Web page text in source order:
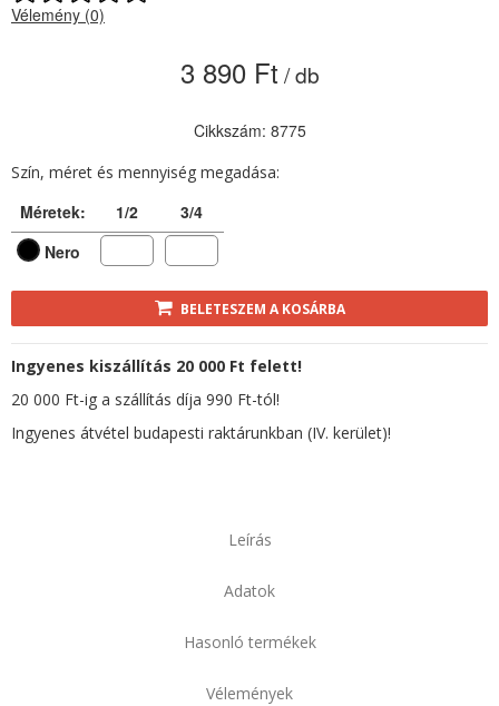
Vélemény (0)
3 890 Ft / db
Cikkszám: 8775
Szín, méret és mennyiség megadása:
Méretek: 1/2
3/4
Nero
BELETESZEM A KOSÁRBA
Ingyenes kiszállítás 20 000 Ft felett!
20 000 Ft-ig a szállítás díja 990 Ft-tól!
Ingyenes átvétel budapesti raktárunkban (IV. kerület)!
Leírás
Adatok
Hasonló termékek
Vélemények